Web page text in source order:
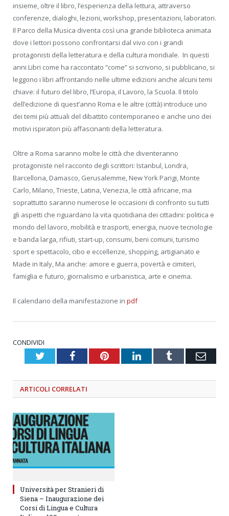
insieme, oltre il libro, l’esperienza della lettura, attraverso
conferenze, dialoghi, lezioni, workshop, presentazioni, laboratori.
Il Parco della Musica diventa così una grande biblioteca animata
dove i lettori possono confrontarsi dal vivo con i grandi
protagonisti della letteratura e della cultura mondiale. In questi
anni Libri come ha raccontato “come” si scrivono, si pubblicano, si
leggono i libri affrontando nelle ultime edizioni anche alcuni temi
chiave: il futuro del libro, l’Europa, il Lavoro, la Scuola. Il titolo
dell’edizione di quest’anno Roma e le altre (città) introduce uno
dei temi più attuali del dibattito contemporaneo e anche uno dei
motivi ispiratori più affascinanti della letteratura.
Oltre a Roma saranno molte le città che diventeranno
protagoniste nel racconto degli scrittori: Istanbul, Londra,
Barcellona, Damasco, Gerusalemme, New York Parigi, Monte
Carlo, Milano, Trieste, Latina, Venezia, le città africane, ma
soprattutto saranno numerose le occasioni di confronto su tutti
gli aspetti che riguardano la vita quotidiana dei cittadini: politica e
mondo del lavoro, mobilità e trasporti, energia, nuove tecnologie
e banda larga, rifiuti, start-up, consumi, beni comuni, turismo
sport e spettacolo, cibo e eccellenze, shopping, artigianato e
Made in Italy, Ma anche: amore e guerra, povertà e cimiteri,
famiglia e futuro, giornalismo e urbanistica, arte e cinema.
Il calendario della manifestazione in pdf
CONDIVIDI
TwitterFacebookPinterestLinkedInTumblr
ARTICOLI CORRELATI
Università per Stranieri di
Siena – Inaugurazione dei
Corsi di Lingua e Cultura